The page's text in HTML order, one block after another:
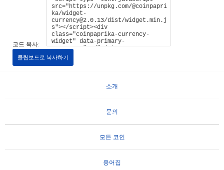
코드 복사:
클립보드로 복사하기
소개
문의
모든 코인
용어집